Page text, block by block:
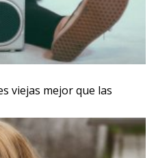
viejas mejor que las